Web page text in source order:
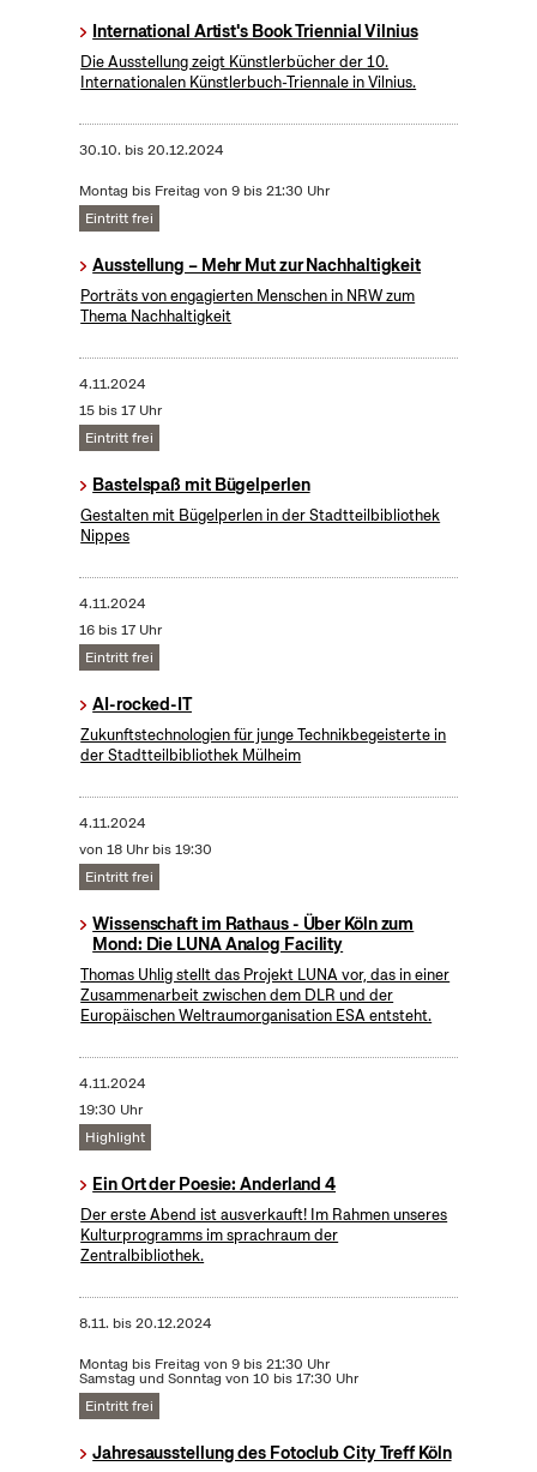
International Artist's Book Triennial Vilnius
Die Ausstellung zeigt Künstlerbücher der 10.
Internationalen Künstlerbuch-Triennale in Vilnius.
30.10. bis20.12.2024
Montag bis Freitag von 9 bis 21:30 Uhr
Eintritt frei
Ausstellung – Mehr Mut zur Nachhaltigkeit
Porträts von engagierten Menschen in NRW zum
Thema Nachhaltigkeit
4.11.2024
15 bis 17 Uhr
Eintritt frei
Bastelspaß mit Bügelperlen
Gestalten mit Bügelperlen in der Stadtteilbibliothek
Nippes
4.11.2024
16 bis 17 Uhr
Eintritt frei
AI-rocked-IT
Zukunftstechnologien für junge Technikbegeisterte in
der Stadtteilbibliothek Mülheim
4.11.2024
von 18 Uhr bis 19:30
Eintritt frei
Wissenschaft im Rathaus - Über Köln zum
Mond: Die LUNA Analog Facility
Thomas Uhlig stellt das Projekt LUNA vor, das in einer
Zusammenarbeit zwischen dem DLR und der
Europäischen Weltraumorganisation ESA entsteht.
4.11.2024
19:30 Uhr
Highlight
Ein Ort der Poesie: Anderland 4
Der erste Abend ist ausverkauft! Im Rahmen unseres
Kulturprogramms im sprachraum der
Zentralbibliothek.
8.11. bis20.12.2024
Montag bis Freitag von 9 bis 21:30 Uhr
Samstag und Sonntag von 10 bis 17:30 Uhr
Eintritt frei
Jahresausstellung des Fotoclub City Treff Köln